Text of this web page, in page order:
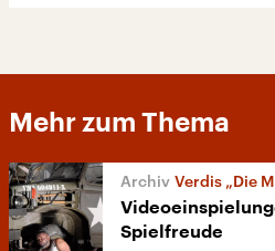
Mehr zum Thema
Verdis „Die
Spielfreude